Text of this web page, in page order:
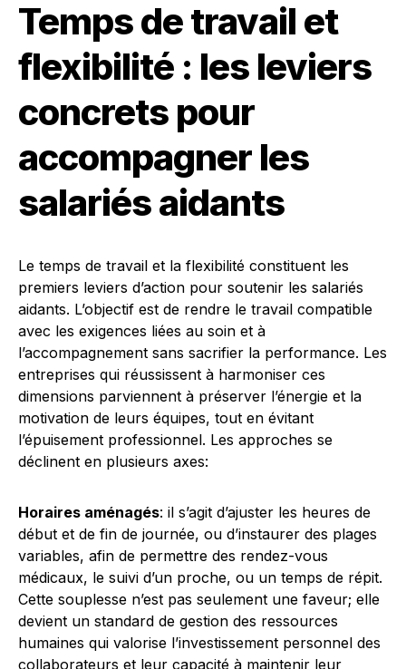
Temps de travail et
flexibilité : les leviers
concrets pour
accompagner les
salariés aidants
Le temps de travail et la flexibilité constituent les
premiers leviers d’action pour soutenir les salariés
aidants. L’objectif est de rendre le travail compatible
avec les exigences liées au soin et à
l’accompagnement sans sacrifier la performance. Les
entreprises qui réussissent à harmoniser ces
dimensions parviennent à préserver l’énergie et la
motivation de leurs équipes, tout en évitant
l’épuisement professionnel. Les approches se
déclinent en plusieurs axes:
Horaires aménagés: il s’agit d’ajuster les heures de
début et de fin de journée, ou d’instaurer des plages
variables, afin de permettre des rendez-vous
médicaux, le suivi d’un proche, ou un temps de répit.
Cette souplesse n’est pas seulement une faveur; elle
devient un standard de gestion des ressources
humaines qui valorise l’investissement personnel des
collaborateurs et leur capacité à maintenir leur